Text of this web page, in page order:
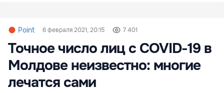
Point 6 февраля 2021, 20:15 7 401
Точное число лиц с COVID-19 в
Молдове неизвестно: многие
лечатся сами